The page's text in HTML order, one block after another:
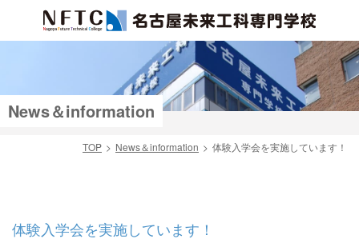
News＆information
TOP News＆information 体験入学会を実施しています！
体験入学会を実施しています！